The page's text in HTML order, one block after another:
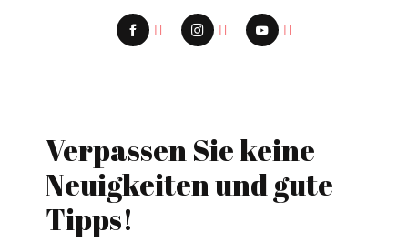
Verpassen Sie keine
Neuigkeiten und gute
Tipps!